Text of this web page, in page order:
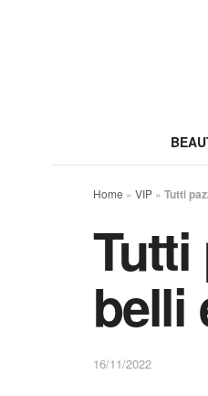
Home » VIP » Tutti
Tutti
belli
16/11/2022